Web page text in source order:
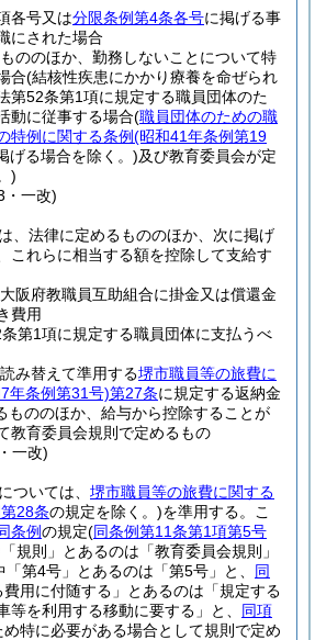
各号又は分限条例第4条各号に掲げる事
にされた場合
ののほか、勤務しないことについて特
合(結核性疾患にかかり療養を命ぜられ
第52条第1項に規定する職員団体のた
動に従事する場合(職員団体のための職
特例に関する条例(昭和41年条例第19
げる場合を除く。)及び教育委員会が定
)
・一改)
、法律に定めるもののほか、次に掲げ
これらに相当する額を控除して支給す
阪府教職員互助組合に掛金又は償還金
費用
第1項に規定する職員団体に支払うべ
み替えて準用する堺市職員等の旅費に
年条例第31号)第27条に規定する返納金
もののほか、給与から控除することが
教育委員会規則で定めるもの
一改)
ついては、 堺市職員等の旅費に関する
28条の規定を除く。)を準用する。
こ
条例の規定(同条例第11条第1項第5号
規則」とあるのは「教育委員会規則」
「第4号」とあるのは「第5号」と、 同
用に付随する」とあるのは「規定する
等を利用する移動に要する」と、 同項
特に必要がある場合として規則で定め